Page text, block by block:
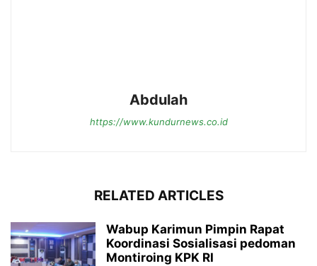
Abdulah
https://www.kundurnews.co.id
RELATED ARTICLES
Wabup Karimun Pimpin Rapat
Koordinasi Sosialisasi pedoman
Montiroing KPK RI